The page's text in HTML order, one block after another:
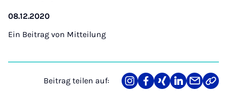
08.12.2020
Ein Beitrag von Mitteilung
Beitrag teilen auf:
TeilenTeilenTeilenTeilenTeilenLink